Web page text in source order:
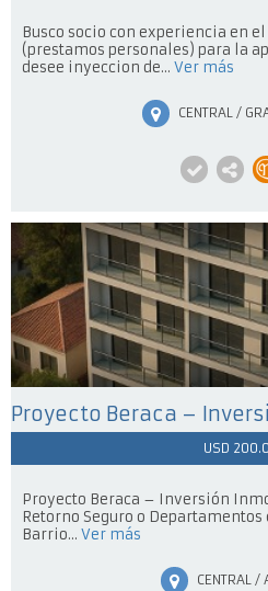
Busco socio con experiencia en
(prestamos personales) para la
desee inyeccion de... Ver más
CENTRAL /
USD
Proyecto Beraca – Inversión
Retorno Seguro o Departamentos
Barrio... Ver más
CENTRAL /